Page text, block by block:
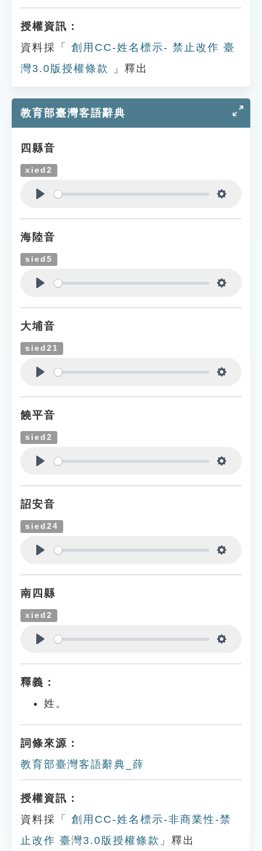
授權資訊：
資料採「
創用CC-姓名標示- 禁止改作 臺
灣3.0版授權條款
」釋出
教育部臺灣客語辭典
四縣音
xied2
海陸音
sied5
大埔音
sied21
饒平音
sied2
詔安音
sied24
南四縣
xied2
釋義：
姓。
詞條來源：
教育部臺灣客語辭典_薛
授權資訊：
資料採「
創用CC-姓名標示-非商業性-禁
止改作 臺灣3.0版授權條款 」釋出